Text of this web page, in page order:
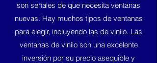
son señales de que necesita ventanas
nuevas. Hay muchos tipos de ventanas
para elegir, incluyendo las de vinilo. Las
ventanas de vinilo son una excelente
inversión por su precio asequible y